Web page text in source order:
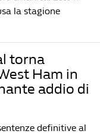
la stagione
torna
Ham in
addio di
definitive al